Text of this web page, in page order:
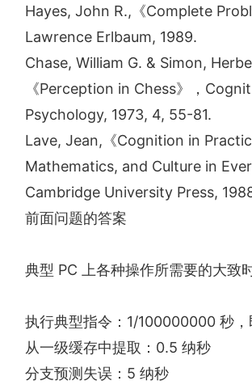
Hayes, John R.,《Complete
Lawrence Erlbaum, 1989.
Chase, William G. & Simon,
《Perception in Chess》，
Psychology, 1973, 4, 55-81.
Lave, Jean,《Cognition in
Mathematics, and Culture in
Cambridge University Press,
前面问题的答案
典型 PC 上各种操作所需要的大致
执行典型指令：1/100000000 秒，
从一级缓存中提取：0.5 纳秒
分支预测失误：5 纳秒